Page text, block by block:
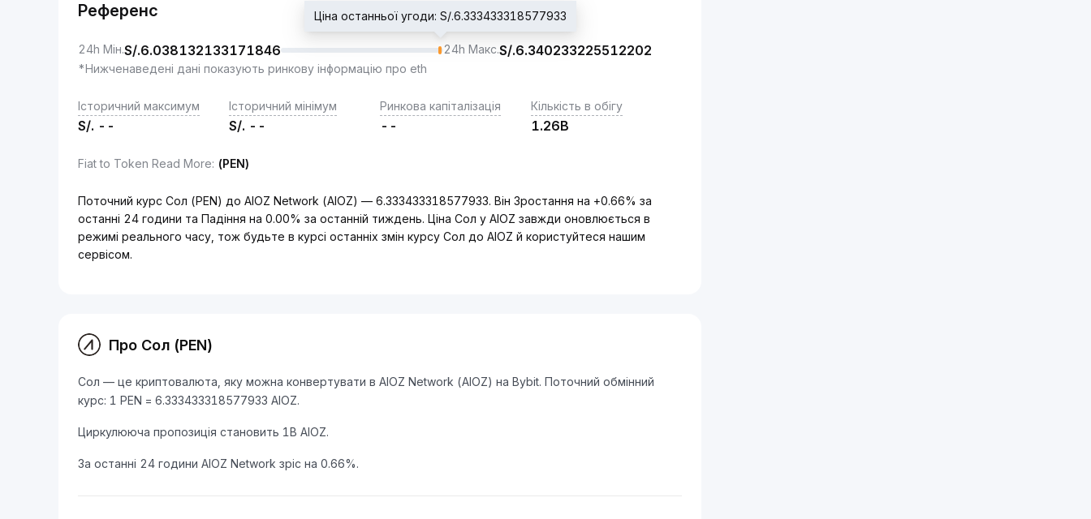
Референс
24h Мін.S/.6.038132133171846
Ціна останньої угоди: S/.6.333433318577933
24h Макс.S/.6.340233225512202
*Нижченаведені дані показують ринкову інформацію про eth
Історичний максимум
S/. --
Історичний мінімум
S/. --
Ринкова капіталізація
--
Кількість в обігу
1.26B
Fiat to Token Read More: (PEN)
Поточний курс Сол (PEN) до AIOZ Network (AIOZ) — 6.333433318577933. Він Зростання на +0.66% за
останні 24 години та Падіння на 0.00% за останній тиждень. Ціна Сол у AIOZ завжди оновлюється в
режимі реального часу, тож будьте в курсі останніх змін курсу Сол до AIOZ й користуйтеся нашим
сервісом.
Про Сол (PEN)
Сол — це криптовалюта, яку можна конвертувати в AIOZ Network (AIOZ) на Bybit. Поточний обмінний
курс: 1 PEN = 6.333433318577933 AIOZ.
Циркулююча пропозиція становить 1B AIOZ.
За останні 24 години AIOZ Network зріс на 0.66%.